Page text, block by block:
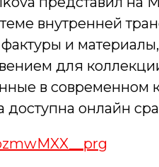
внутренней
и
для
в
онлайн